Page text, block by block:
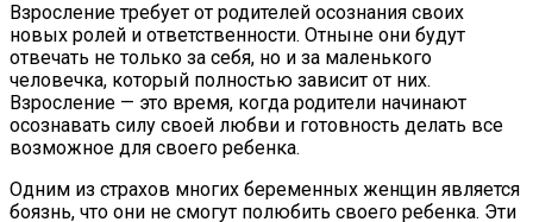
Взросление требует от родителей осознания своих
новых ролей и ответственности. Отныне они будут
отвечать не только за себя, но и за маленького
человечка, который полностью зависит от них.
Взросление — это время, когда родители начинают
осознавать силу своей любви и готовность делать все
возможное для своего ребенка.
Одним из страхов многих беременных женщин является
боязнь, что они не смогут полюбить своего ребенка. Эти